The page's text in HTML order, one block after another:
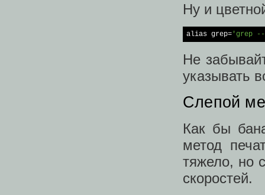
Ну и
alias grep= 'grep
Не
указывать
Слепой
Как бы
метод
тяжело, но
скоростей.